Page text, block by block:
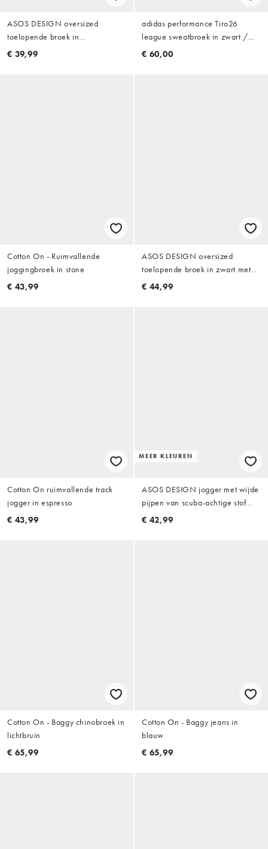
ASOS DESIGN oversized
toelopende broek in
antracietgrijs met drievoudige
€ 39,99
adidas performance Tiro26
league sweatbroek in zwart /
wit
€ 60,00
Cotton On - Ruimvallende
joggingbroek in stone
€ 43,99
ASOS DESIGN oversized
toelopende broek in zwart met
drievoudige plooi
€ 44,99
Cotton On ruimvallende track
jogger in espresso
€ 43,99
MEER KLEUREN
ASOS DESIGN jogger met wijde
pijpen van scuba-achtige stof
met borduursel in blauw
€ 42,99
Cotton On - Baggy chinobroek in
lichtbruin
€ 65,99
Cotton On - Baggy jeans in
blauw
€ 65,99